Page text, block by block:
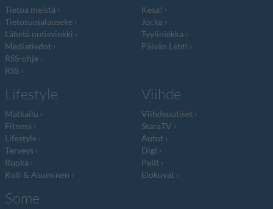
Tietoa meistä
Tietosuojalauseke
Lähetä uutisvinkki
Mediatiedot
RSS-ohje
RSS
Kesä!
Jocka
Tyyliniekka
Päivän Lehti
Lifestyle
Matkailu
Fitness
Lifestyle
Terveys
Ruoka
Koti & Asuminen
Viihde
Viihdeuutiset
StaraTV
Autot
Digi
Pelit
Elokuvat
Some